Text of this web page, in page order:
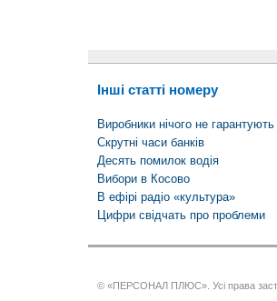
Інші статті номеру
Виробники нічого не гарантують
Скрутні часи банків
Десять помилок водія
Вибори в Косово
В ефірі радіо «культура»
Цифри свідчать про проблеми
© «ПЕРСОНАЛ ПЛЮС». Усі права